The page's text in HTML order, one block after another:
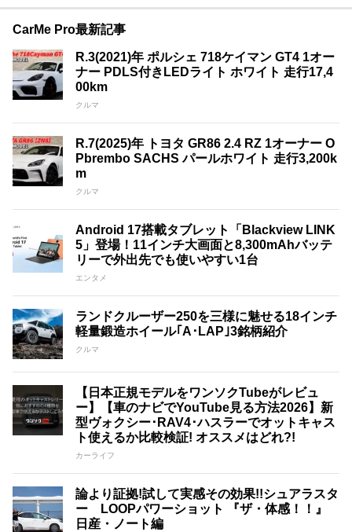
CarMe Pro最新記事
R.3(2021)年 ポルシェ 718ケイマン GT4 1オー
ナー PDLS付きLEDライト ホワイト 走行17,4
00km
クルマ
R.7(2025)年 トヨタ GR86 2.4 RZ 1オーナー O
Pbrembo SACHS パールホワイト 走行3,200k
m
クルマ
Android 17搭載タブレット「Blackview LINK
5」登場！11インチ大画面と8,300mAhバッテ
リーで外出先でも使いやすい1台
エンタメ
ランドクルーザー250を三様に魅せる18インチ
軽量鍛造ホイール｢A･LAP｣3銘柄紹介
クルマ
【日本正規モデルをワンソクTubeがレビュ
ー】【車のナビでYouTube見る方法2026】新
型ヴォクシー･RAV4･ハスラーでオットキャス
ト使えるか比較検証! オススメはどれ?!
カーライフ
論より証拠!試して実感その効果!!シュアラスタ
ー LOOPパワーショット 『ザ・体感！！』
日産・ノート編